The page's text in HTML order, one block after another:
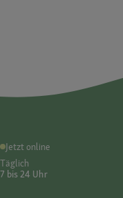
Jetzt online
Täglich
7 bis 24 Uhr